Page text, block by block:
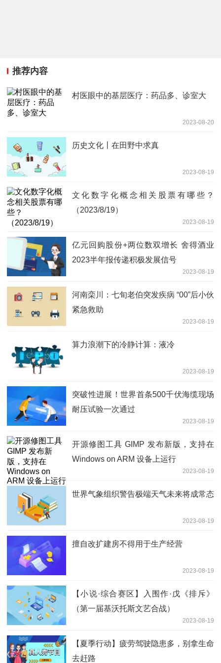
推荐内容
村医眼中的基层医疗：药品多、诊室大
2023-08-20
历史文化丨在田野中求真
2023-08-19
文化数字化概念相关股票有哪些？
（2023/8/19）
2023-08-19
亿元回购股份+两位数双增长 舍得酒业
2023半年报传递积极发展信号
2023-08-19
河南栾川：七旬老伯突发疾病 “00”后小伙
紧急救助
2023-08-19
算力浪潮下的冷静计算：液冷
2023-08-19
突破性进展！世界首条500千伏海缆现场
耐压试验一次通过
2023-08-19
开源修图工具 GIMP 发布新版，支持在
Windows on ARM 设备上运行
2023-08-19
世界气象组织警告极端天气未来将成常态
2023-08-19
擅自改扩建房不得用于生产经营
2023-08-19
【小说·综合赛区】入围作·戊《排斥》
（第一届基沃托斯文艺合战）
2023-08-19
【夏季行动】疲劳驾驶隐患多，别拿生命
去赶路